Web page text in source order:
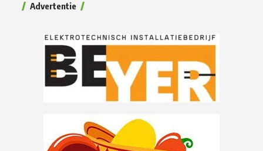
Advertentie